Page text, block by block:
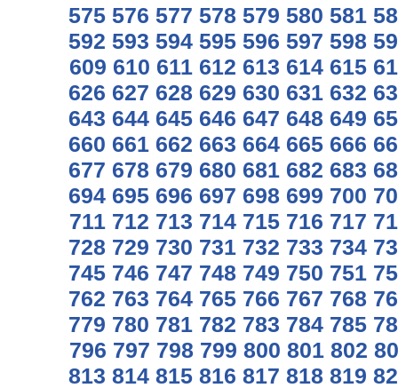
575 576 577 578 579 580 581
592 593 594 595 596 597 598
609 610 611 612 613 614 615
626 627 628 629 630 631 632
643 644 645 646 647 648 649
660 661 662 663 664 665 666
677 678 679 680 681 682 683
694 695 696 697 698 699 700
711 712 713 714 715 716 717
728 729 730 731 732 733 734
745 746 747 748 749 750 751
762 763 764 765 766 767 768
779 780 781 782 783 784 785
796 797 798 799 800 801 802
813 814 815 816 817 818 819